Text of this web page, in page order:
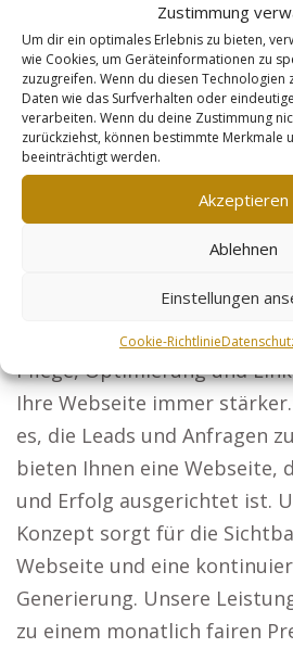
Zustimmung
Um dir ein optimales Erlebnis zu bieten,
wie Cookies, um Geräteinformationen zu
zuzugreifen. Wenn du diesen Technologien
Daten wie das Surfverhalten oder
verarbeiten. Wenn du deine Zustimmung
zurückziehst, können bestimmte Merkmale
beeinträchtigt werden.
Akzeptieren
Ablehnen
Einstellungen
Cookie-Richtlinie
Steuerberater: Ihre
Unternehmen und
gemacht. Sicherheitsdienste:
Wahl für Unternehmen und
die Sicherheitslösungen
Optimierung jedes Artikels
größeren Kundengruppe.
den Marketing-Erfolg: Unser
garantiert, dass Sie sich
Pflege, Optimierung und
Ihre Webseite immer
es, die Leads und Anfragen
bieten Ihnen eine Webseite,
und Erfolg ausgerichtet ist.
Konzept sorgt für die
Webseite und eine
Generierung. Unsere
zu einem monatlich fairen